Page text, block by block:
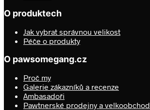
O produktech
Jak vybrat správnou velikost
Péče o produkty
O pawsomegang.cz
Proč my
Galerie zákazníků a recenze
Ambasadoři
Pawtnerské prodejny a velkoobchod